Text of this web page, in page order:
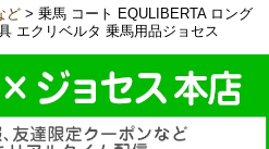
ど > 乗馬 コート EQULIBERTA ロング
エクリベルタ 乗馬用品ジョセス